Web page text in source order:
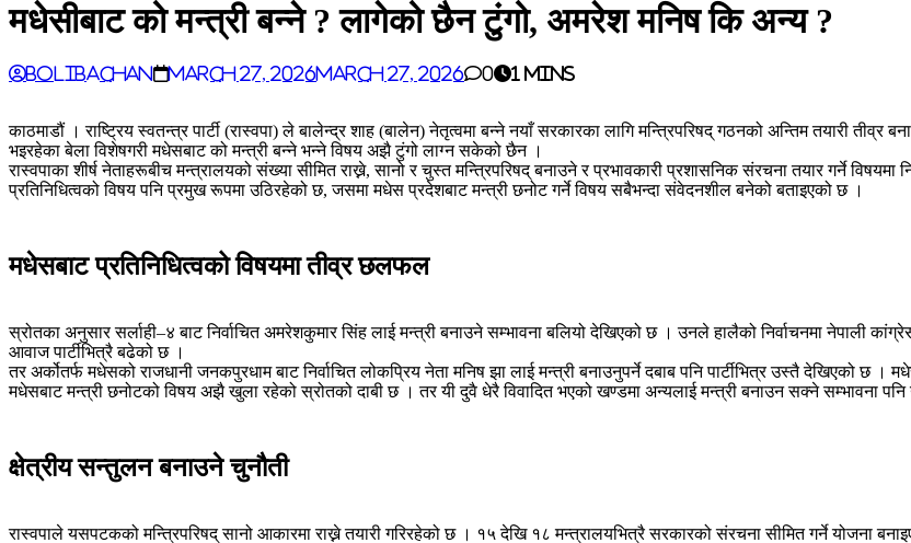
मधेसीबाट को मन्त्री बन्ने ? लागेको छैन टुंगो, अमरेश मनिष कि अन्य ?
BoliBachan March 27, 2026March 27, 2026 0 1 mins
काठमाडौं । राष्ट्रिय स्वतन्त्र पार्टी (रास्वपा) ले बालेन्द्र शाह (बालेन) नेतृत्वमा बन्ने नयाँ सरकारका लागि मन्त्रिपरिषद् गठनको अन्तिम तयारी
भइरहेका बेला विशेषगरी मधेसबाट को मन्त्री बन्ने भन्ने विषय अझै टुंगो लाग्न सकेको छैन ।
रास्वपाका शीर्ष नेताहरूबीच मन्त्रालयको संख्या सीमित राख्ने, सानो र चुस्त मन्त्रिपरिषद् बनाउने र प्रभावकारी प्रशासनिक संरचना तयार गर्ने
प्रतिनिधित्वको विषय पनि प्रमुख रूपमा उठिरहेको छ, जसमा मधेस प्रदेशबाट मन्त्री छनोट गर्ने विषय सबैभन्दा संवेदनशील बनेको बताइएको छ ।
मधेसबाट प्रतिनिधित्वको विषयमा तीव्र छलफल
स्रोतका अनुसार सर्लाही–४ बाट निर्वाचित अमरेशकुमार सिंह लाई मन्त्री बनाउने सम्भावना बलियो देखिएको छ । उनले हालैको निर्वाचनमा नेपाली
आवाज पार्टीभित्रै बढेको छ ।
तर अर्कोतर्फ मधेसको राजधानी जनकपुरधाम बाट निर्वाचित लोकप्रिय नेता मनिष झा लाई मन्त्री बनाउनुपर्ने दबाब पनि पार्टीभित्र उस्तै देखिएको छ
मधेसबाट मन्त्री छनोटको विषय अझै खुला रहेको स्रोतको दाबी छ । तर यी दुवै धेरै विवादित भएको खण्डमा अन्यलाई मन्त्री बनाउन सक्ने सम्भावना
क्षेत्रीय सन्तुलन बनाउने चुनौती
रास्वपाले यसपटकको मन्त्रिपरिषद् सानो आकारमा राख्ने तयारी गरिरहेको छ । १५ देखि १८ मन्त्रालयभित्रै सरकारको संरचना सीमित गर्ने योजना